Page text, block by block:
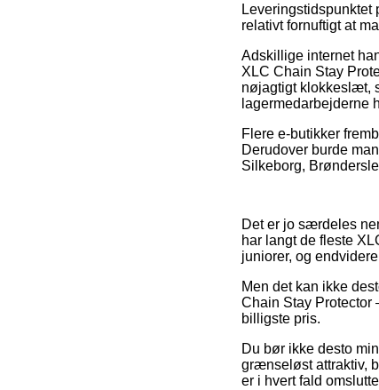
Leveringstidspunktet
relativt fornuftigt at
Adskillige internet
XLC Chain Stay
nøjagtigt klokkeslæt,
lagermedarbejderne
Flere e-butikker
Derudover burde
Silkeborg,
Det er jo særdeles
har langt de fleste
juniorer, og
Men det kan ikke
Chain Stay Protector
billigste pris.
Du bør ikke desto
grænseløst attraktiv,
er i hvert fald